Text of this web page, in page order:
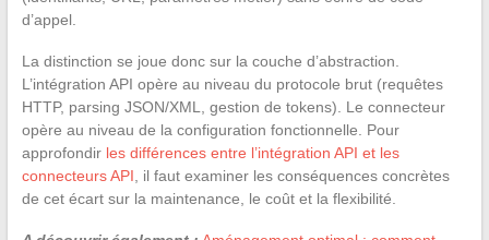
d’appel.
La distinction se joue donc sur la couche d’abstraction.
L’intégration API opère au niveau du protocole brut (requêtes
HTTP, parsing JSON/XML, gestion de tokens). Le connecteur
opère au niveau de la configuration fonctionnelle. Pour
approfondir les différences entre l’intégration API et les
connecteurs API , il faut examiner les conséquences concrètes
de cet écart sur la maintenance, le coût et la flexibilité.